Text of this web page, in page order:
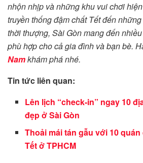
nhộn nhịp và những khu vui chơi
truyền thống đậm chất Tết đến
thời thượng, Sài Gòn mang đến
phù hợp cho cả gia đình và bạn bè.
Namkhám phá nhé.
Tin tức liên quan:
Lên lịch “check-in” ngay 10
đẹp ở Sài Gòn
Thoải mái tán gẫu với 10
Tết ở TPHCM